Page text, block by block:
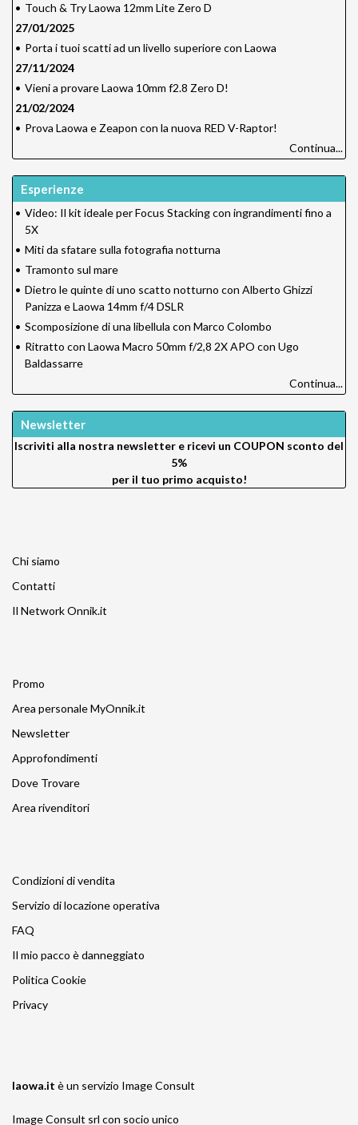
• Touch & Try Laowa 12mm Lite Zero D
27/01/2025
• Porta i tuoi scatti ad un livello superiore con Laowa
27/11/2024
• Vieni a provare Laowa 10mm f2.8 Zero D!
21/02/2024
• Prova Laowa e Zeapon con la nuova RED V-Raptor!
Continua...
Esperienze
• Video: Il kit ideale per Focus Stacking con ingrandimenti fino a
5X
• Miti da sfatare sulla fotografia notturna
• Tramonto sul mare
• Dietro le quinte di uno scatto notturno con Alberto Ghizzi
Panizza e Laowa 14mm f/4 DSLR
• Scomposizione di una libellula con Marco Colombo
• Ritratto con Laowa Macro 50mm f/2,8 2X APO con Ugo
Baldassarre
Continua...
Newsletter
Iscriviti alla nostra newsletter e ricevi un COUPON sconto del
5%
per il tuo primo acquisto!
Chi siamo
Contatti
Il Network Onnik.it
Promo
Area personale MyOnnik.it
Newsletter
Approfondimenti
Dove Trovare
Area rivenditori
Condizioni di vendita
Servizio di locazione operativa
FAQ
Il mio pacco è danneggiato
Politica Cookie
Privacy
laowa.it è un servizio Image Consult
Image Consult srl con socio unico